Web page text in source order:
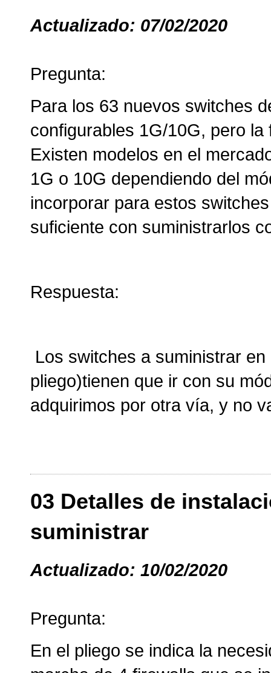
Actualizado: 07/02/2020
Pregunta:
Para los 63 nuevos switches
configurables 1G/10G, pero
Existen modelos en el
1G o 10G dependiendo del
incorporar para estos
suficiente con suministrarlos
Respuesta:
Los switches a suministrar
pliego)tienen que ir con su
adquirimos por otra vía, y no
03 Detalles de
suministrar
Actualizado: 10/02/2020
Pregunta:
En el pliego se indica la